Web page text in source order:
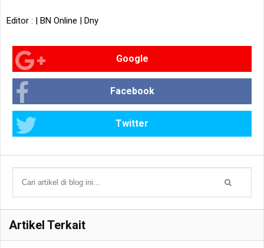
Editor : | BN Online | Dny
Google
Facebook
Twitter
Artikel Terkait